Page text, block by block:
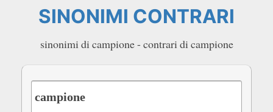
SINONIMI CONTRARI
sinonimi di campione - contrari di campione